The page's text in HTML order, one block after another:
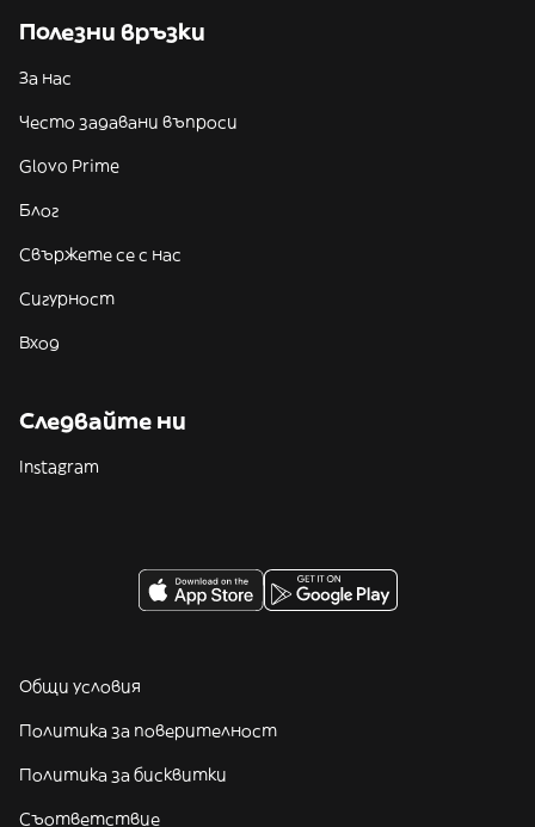
Полезни връзки
За нас
Често задавани въпроси
Glovo Prime
Блог
Свържете се с нас
Сигурност
Вход
Следвайте ни
Instagram
Общи условия
Политика за поверителност
Политика за бисквитки
Съответствие